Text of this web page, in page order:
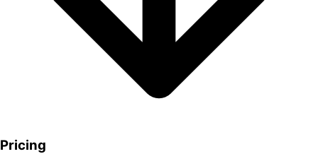
Pricing